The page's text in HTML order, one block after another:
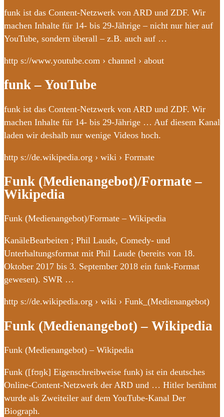
funk ist das Content-Netzwerk von ARD und ZDF. Wir
machen Inhalte für 14- bis 29-Jährige – nicht nur hier auf
YouTube, sondern überall – z.B. auch auf …
http s://www.youtube.com › channel › about
funk – YouTube
funk ist das Content-Netzwerk von ARD und ZDF. Wir
machen Inhalte für 14- bis 29-Jährige … Auf diesem Kanal
laden wir deshalb nur wenige Videos hoch.
http s://de.wikipedia.org › wiki › Formate
Funk (Medienangebot)/Formate –
Wikipedia
Funk (Medienangebot)/Formate – Wikipedia
KanäleBearbeiten ; Phil Laude, Comedy- und
Unterhaltungsformat mit Phil Laude (bereits von 18.
Oktober 2017 bis 3. September 2018 ein funk-Format
gewesen). SWR …
http s://de.wikipedia.org › wiki › Funk_(Medienangebot)
Funk (Medienangebot) – Wikipedia
Funk (Medienangebot) – Wikipedia
Funk ([fʊŋk] Eigenschreibweise funk) ist ein deutsches
Online-Content-Netzwerk der ARD und … Hitler berühmt
wurde als Zweiteiler auf dem YouTube-Kanal Der
Biograph.